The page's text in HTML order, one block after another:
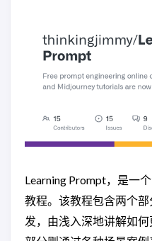
Learning Prompt，是一
教程。该教程包含两个
发，由浅入深地讲解如